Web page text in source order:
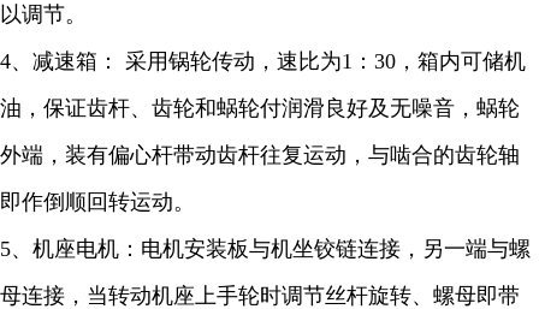
以调节。
4、减速箱： 采用锅轮传动，速比为1：30，箱内可储机
油，保证齿杆、齿轮和蜗轮付润滑良好及无噪音，蜗轮
外端，装有偏心杆带动齿杆往复运动，与啮合的齿轮轴
即作倒顺回转运动。
5、机座电机：电机安装板与机坐铰链连接，另一端与螺
母连接，当转动机座上手轮时调节丝杆旋转、螺母即带